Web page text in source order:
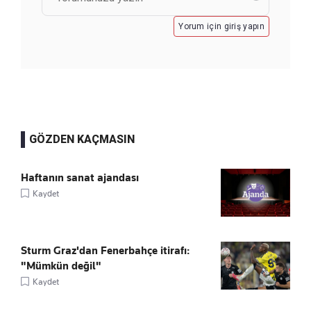
Yorum için giriş yapın
GÖZDEN KAÇMASIN
Haftanın sanat ajandası
Kaydet
Sturm Graz'dan Fenerbahçe itirafı:
"Mümkün değil"
Kaydet